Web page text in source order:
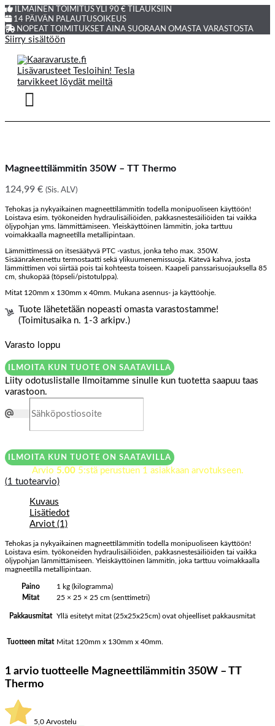
ILMAINEN TOIMITUS YLI 90 € TILAUKSIIN
14 PÄIVÄN PALAUTUSOIKEUS
NOPEAT TOIMITUKSET AINA SUORAAN OMASTA VARASTOSTA
Siirry sisältöön
Magneettilämmitin 350W – TT Thermo
124,99 € (Sis. ALV)
Tehokas ja nykyaikainen magneettilämmitin todella monipuoliseen käyttöön!
Loistava esim. työkoneiden hydraulisäiliöiden, pakkasnestesäiliöiden tai vaikka
öljypohjan yms. lämmittämiseen. Yleiskäyttöinen lämmitin, joka tarttuu
voimakkaalla magneetilla metallipintaan.
Lämmittimessä on itsesäätyvä PTC -vastus, jonka teho max. 350W.
Sisäänrakennettu termostaatti sekä ylikuumenemissuoja. Kätevä kahva, josta
lämmittimen voi siirtää pois tai kohteesta toiseen. Kaapeli panssarisuojauksella 85
cm, shukopää (töpseli/pistotulppa).
Mitat 120mm x 130mm x 40mm. Mukana asennus- ja käyttöohje.
Tuote lähetetään nopeasti omasta varastostamme!
(Toimitusaika n. 1-3 arkipv.)
Varasto loppu
ILMOITA KUN TUOTE ON SAATAVILLA
Liity odotuslistalle
Ilmoitamme sinulle kun tuotetta saapuu taas
varastoon.
ILMOITA KUN TUOTE ON SAATAVILLA
Arvio 5.005:stä perustuen 1 asiakkaan arvotukseen.
(1 tuotearvio)
Kuvaus
Lisätiedot
Arviot (1)
Tehokas ja nykyaikainen magneettilämmitin todella monipuoliseen käyttöön!
Loistava esim. työkoneiden hydraulisäiliöiden, pakkasnestesäiliöiden tai vaikka
öljypohjan lämmittämiseen. Yleiskäyttöinen lämmitin, joka tarttuu voimakkaalla
magneetilla metallipintaan.
Paino
1 kg (kilogramma)
Mitat
25 × 25 × 25 cm (senttimetri)
Pakkausmitat Yllä esitetyt mitat (25x25x25cm) ovat ohjeelliset pakkausmitat
Tuotteen mitat Mitat 120mm x 130mm x 40mm.
1 arvio tuotteelle Magneettilämmitin 350W – TT
Thermo
5,0 Arvostelu